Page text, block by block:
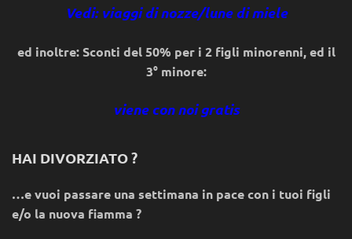
Vedi: viaggi di nozze/lune di miele
ed inoltre: Sconti del 50% per i 2 figli minorenni, ed il
3° minore:
viene con noi gratis
HAI DIVORZIATO ?
…e vuoi passare una settimana in pace con i tuoi figli
e/o la nuova fiamma ?